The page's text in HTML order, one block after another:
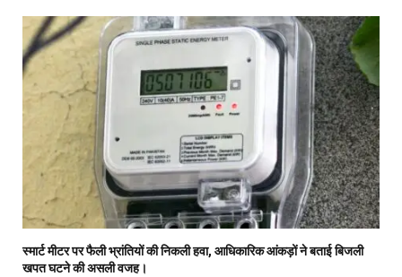
स्मार्ट मीटर पर फैली भ्रांतियों की निकली हवा, आधिकारिक आंकड़ों ने बताई बिजली
खपत घटने की असली वजह।